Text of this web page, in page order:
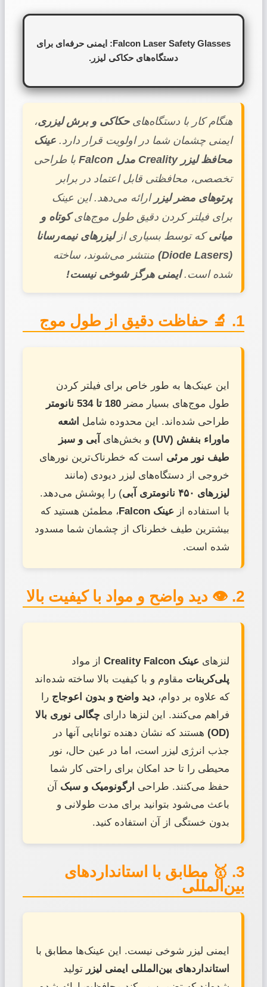
Falcon Laser Safety Glasses: ایمنی حرفه‌ای برای
دستگاه‌های حکاکی لیزر.
هنگام کار با دستگاه‌هایحکاکی و برش لیزری،
ایمنی چشمان شما در اولویت قرار دارد. عینک
محافظ لیزر Creality مدل Falcon
با طراحی
تخصصی، محافظتی قابل اعتماد در برابر
پرتوهای مضر لیزر ارائه می‌دهد. این عینک
برای فیلتر کردن دقیق طول موج‌هایکوتاه و
میانیکه توسط بسیاری ازلیزرهای نیمه‌رسانا
(Diode Lasers)
منتشر می‌شوند، ساخته
شده است.ایمنی هرگز شوخی نیست!
1. 🔬 حفاظت دقیق از طول موج
این عینک‌ها به طور خاص برای فیلتر کردن
طول موج‌های بسیار مضر 180 تا 534 نانومتر
طراحی شده‌اند. این محدوده شامل اشعه
ماوراء بنفش (UV)
و بخش‌های
آبی و سبز
طیف نور مرئی است که خطرناک‌ترین نورهای
خروجی از دستگاه‌های لیزر دیودی (مانند
لیزرهای ۴۵۰ نانومتری آبی
) را پوشش می‌دهد.
با استفاده از عینک Falcon
، مطمئن هستید که
بیشترین طیف خطرناک از چشمان شما مسدود
شده است.
2. 👁️ دید واضح و مواد با کیفیت بالا
لنزهای عینک Creality Falcon
از مواد
پلی‌کربنات مقاوم و با کیفیت بالا ساخته شده‌اند
که علاوه بر دوام، دید واضح و بدون اعوجاج را
فراهم می‌کنند. این لنزها دارای چگالی نوری بالا
(OD)
هستند که نشان دهنده توانایی آنها در
جذب انرژی لیزر است، اما در عین حال، نور
محیطی را تا حد امکان برای راحتی کار شما
حفظ می‌کنند. طراحی ارگونومیک و سبک آن
باعث می‌شود بتوانید برای مدت طولانی و
بدون خستگی از آن استفاده کنید.
3. 🥇 مطابق با استانداردهای
بین‌المللی
ایمنی لیزر شوخی نیست. این عینک‌ها مطابق با
استانداردهای بین‌المللی ایمنی لیزر تولید